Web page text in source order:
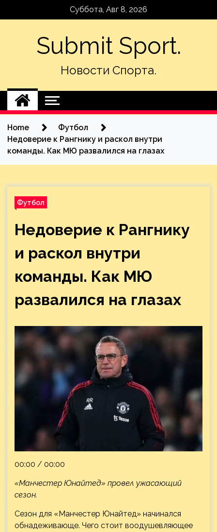
Суббота, Авг 8, 2026
Submit Sport.
Новости Спорта.
Home
Футбол
Недоверие к Рангнику и раскол внутри
команды. Как МЮ развалился на глазах
Футбол
Недоверие к Рангнику
и раскол внутри
команды. Как МЮ
развалился на глазах
00:00 / 00:00
«Манчестер Юнайтед» провел ужасающий
сезон.
Сезон для «Манчестер Юнайтед» начинался
обнадеживающе. Чего стоит воодушевляющее